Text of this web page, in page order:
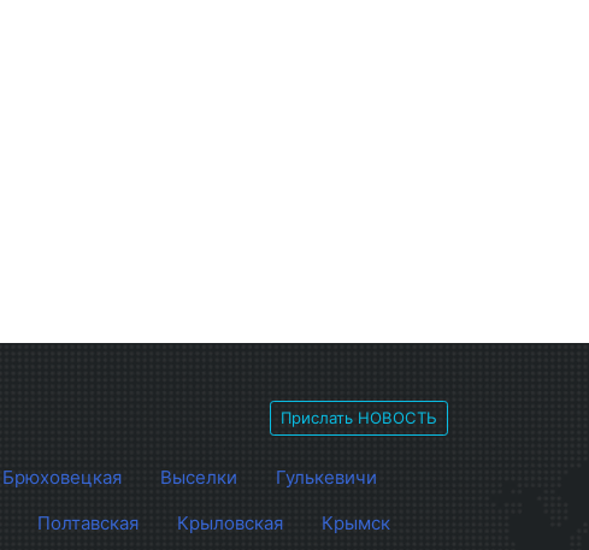
Прислать НОВОСТЬ
Брюховецкая Выселки
Гулькевичи
Полтавская Крыловская Крымск